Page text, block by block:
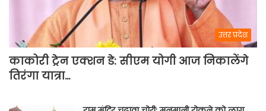
उत्तर प्रदेश
काकोरी ट्रेन एक्शन डे: सीएम योगी आज निकालेंगे
तिरंगा यात्रा…